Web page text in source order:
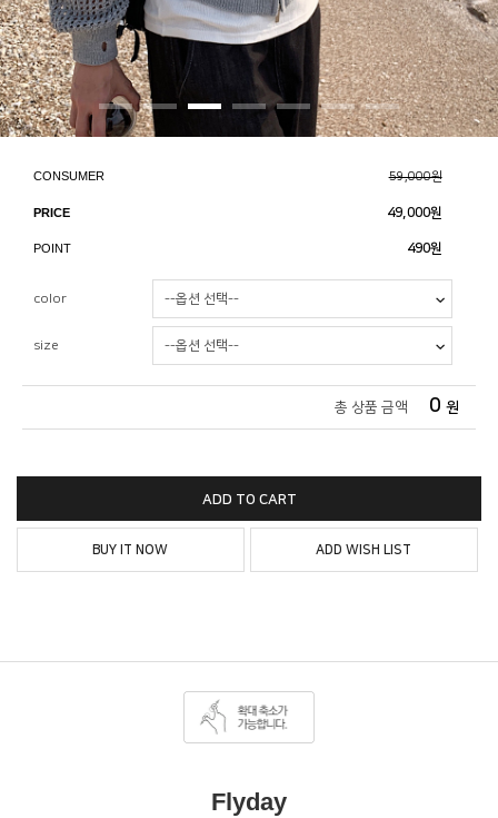
CONSUMER 59,000원
PRICE 49,000원
POINT 490원
color
size
총 상품 금액 0 원
ADD TO CART
BUY IT NOW ADD WISH LIST
Flyday